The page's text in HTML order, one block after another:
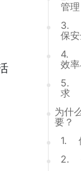
管理
3.
保
4.
效
5.
求
为什
要？
1.
2.